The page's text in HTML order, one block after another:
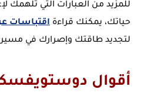
للمزيد من العبارات التي تلهمك
حياتك، يمكنك قراءة اقتباسات
لتجديد طاقتك وإصرارك في
أقوال